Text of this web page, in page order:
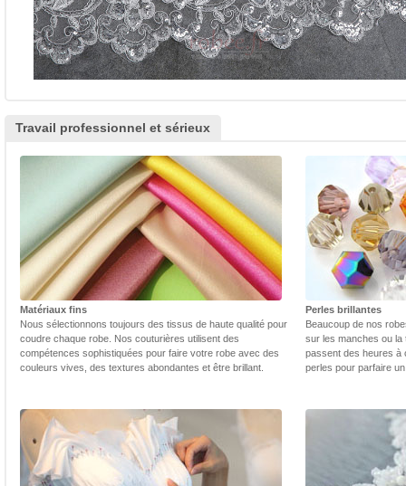
Travail professionnel et sérieux
Matériaux fins
Nous sélectionnons toujours des tissus de haute qualité pour
coudre chaque robe. Nos couturières utilisent des
compétences sophistiquées pour faire votre robe avec des
couleurs vives, des textures abondantes et être brillant.
Perles brillantes
Beaucoup de nos
sur les manches ou la
passent des heures à
perles pour parfaire